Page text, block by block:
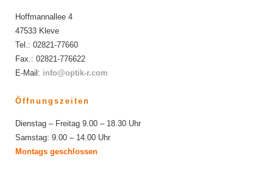
Hoffmannallee 4
47533 Kleve
Tel.: 02821-77660
Fax.: 02821-776622
E-Mail: info@optik-r.com
Öffnungszeiten
Dienstag – Freitag 9.00 – 18.30 Uhr
Samstag: 9.00 – 14.00 Uhr
Montags geschlossen